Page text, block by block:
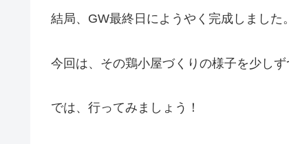
結局、GW最終日にようやく完成しました。
今回は、その鶏小屋づくりの様子を少しず
では、行ってみましょう！